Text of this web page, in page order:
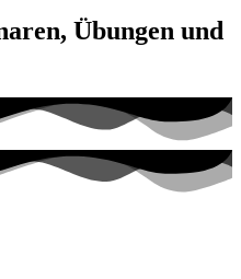
Übungen und